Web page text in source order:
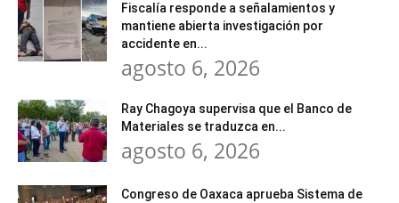
Fiscalía responde a señalamientos y
mantiene abierta investigación por
accidente en...
agosto 6, 2026
Ray Chagoya supervisa que el Banco de
Materiales se traduzca en...
agosto 6, 2026
Congreso de Oaxaca aprueba Sistema de